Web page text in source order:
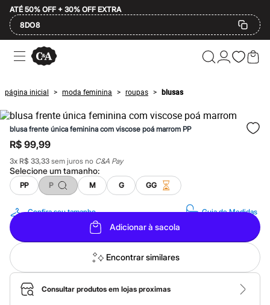
ATÉ 50% OFF + 30% OFF EXTRA
8DO8
Ofertas
Compre por Departamento
Masculino
Infantil
Calçados
Plus Size
2 calçados por R$189
2 peças por R$199
3 lingeries por R$99
3 itens de beleza por R$129
Até 20% off
Até 40% off
Até 60% off
A partir de 60% off
Feminino
Em alta
Inverno
Alfaiataria
Novidades
Roupas
Blusas e Camisetas
Básicos
página inicial > moda feminina > roupas > blusas
blusa frente única feminina com viscose poá marrom PP
R$ 99,99
3x R$ 33,33 sem juros no C&A Pay
Selecione umtamanho:
PP P M G GG
Confira seu tamanho Guia de Medidas
Adicionar à sacola
Encontrar similares
Consultar produtos em lojas proximas